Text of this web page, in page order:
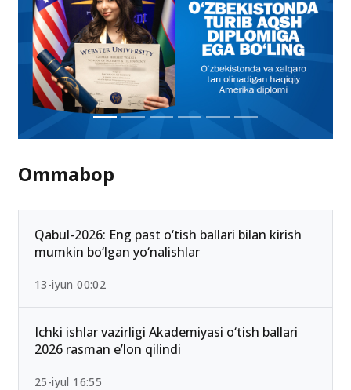
Ommabop
Qabul-2026: Eng past o‘tish ballari bilan kirish
mumkin bo‘lgan yo‘nalishlar
13-iyun 00:02
Ichki ishlar vazirligi Akademiyasi o‘tish ballari
2026 rasman e’lon qilindi
25-iyul 16:55